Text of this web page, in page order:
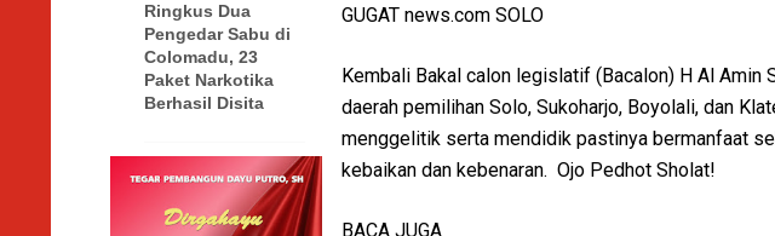
Ringkus Dua
Pengedar Sabu di
Colomadu, 23
Paket Narkotika
Berhasil Disita
GUGAT news.com SOLO
Kembali Bakal calon legislatif (Bacalon) H Al Amin
daerah pemilihan Solo, Sukoharjo, Boyolali, dan
menggelitik serta mendidik pastinya bermanfaat
kebaikan dan kebenaran. Ojo Pedhot Sholat!
BACA JUGA